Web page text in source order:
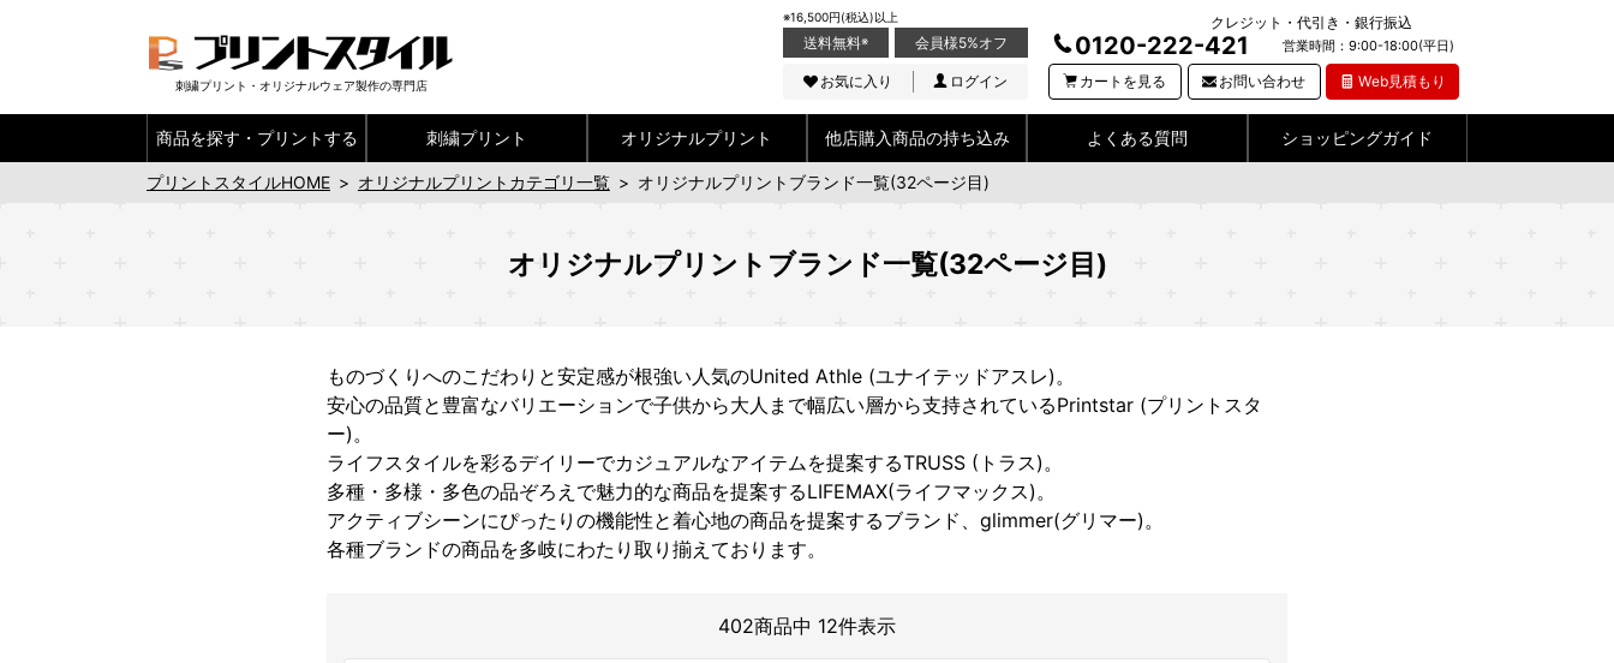
刺繍プリント・オリジナルウェア製作の専門店
※16,500円(税込)以上
送料無料※ 会員様5%オフ
お気に入り ログイン
クレジット・代引き・銀行振込
0120-222-421 営業時間：9:00-18:00(平日)
カートを見る お問い合わせ Web見積もり
商品を探す・ プリントする 刺繍プリント オリジナルプリント 他店購入商品の持ち込み よくある質問 ショッピングガイド
プリントスタイルHOME > オリジナルプリントカテゴリ一覧 > オリジナルプリントブランド一覧(32ページ目)
オリジナルプリントブランド一覧(32ページ目)
ものづくりへのこだわりと安定感が根強い人気のUnited Athle (ユナイテッドアスレ)。
安心の品質と豊富なバリエーションで子供から大人まで幅広い層から支持されているPrintstar (プリントスタ
ー)。
ライフスタイルを彩るデイリーでカジュアルなアイテムを提案するTRUSS (トラス)。
多種・多様・多色の品ぞろえで魅力的な商品を提案するLIFEMAX(ライフマックス)。
アクティブシーンにぴったりの機能性と着心地の商品を提案するブランド、glimmer(グリマー)。
各種ブランドの商品を多岐にわたり取り揃えております。
402商品中 12件表示